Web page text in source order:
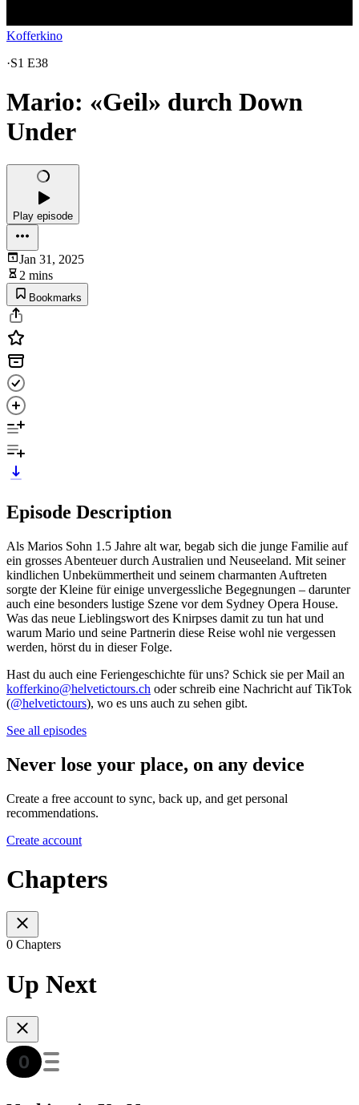
Kofferkino
·S1 E38
Mario: «Geil» durch Down
Under
Play episode
Jan 31, 2025
2 mins
Bookmarks
Episode Description
Als Marios Sohn 1.5 Jahre alt war, begab sich die junge Familie auf
ein grosses Abenteuer durch Australien und Neuseeland. Mit seiner
kindlichen Unbekümmertheit und seinem charmanten Auftreten
sorgte der Kleine für einige unvergessliche Begegnungen – darunter
auch eine besonders lustige Szene vor dem Sydney Opera House.
Was das neue Lieblingswort des Knirpses damit zu tun hat und
warum Mario und seine Partnerin diese Reise wohl nie vergessen
werden, hörst du in dieser Folge.
Hast du auch eine Feriengeschichte für uns? Schick sie per Mail an
kofferkino@helvetictours.ch oder schreib eine Nachricht auf TikTok
(@helvetictours), wo es uns auch zu sehen gibt.
See all episodes
Never lose your place, on any device
Create a free account to sync, back up, and get personal
recommendations.
Create account
Chapters
0 Chapters
Up Next